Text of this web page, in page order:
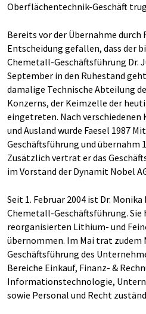
Oberflächentechnik-Geschäft
Bereits vor der Übernahme durch
Entscheidung gefallen, dass der
Chemetall-Geschäftsführung Dr.
September in den Ruhestand
damalige Technische Abteilung
Konzerns, der Keimzelle der
eingetreten. Nach
und Ausland wurde Faesel 1987
Geschäftsführung und übernahm
Zusätzlich vertrat er das
im Vorstand der Dynamit Nobel
Seit 1. Februar 2004 ist Dr.
Chemetall-Geschäftsführung. Sie
reorganisierten Lithium- und
übernommen. Im Mai trat zudem
Geschäftsführung des
Bereiche Einkauf, Finanz- &
Informationstechnologie,
sowie Personal und Recht